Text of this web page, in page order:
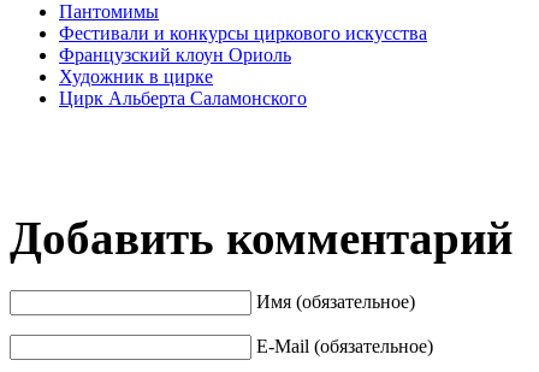
Пантомимы
Фестивали и конкурсы циркового искусства
Французский клоун Ориоль
Художник в цирке
Цирк Альберта Саламонского
Добавить комментарий
Имя (обязательное)
E-Mail (обязательное)